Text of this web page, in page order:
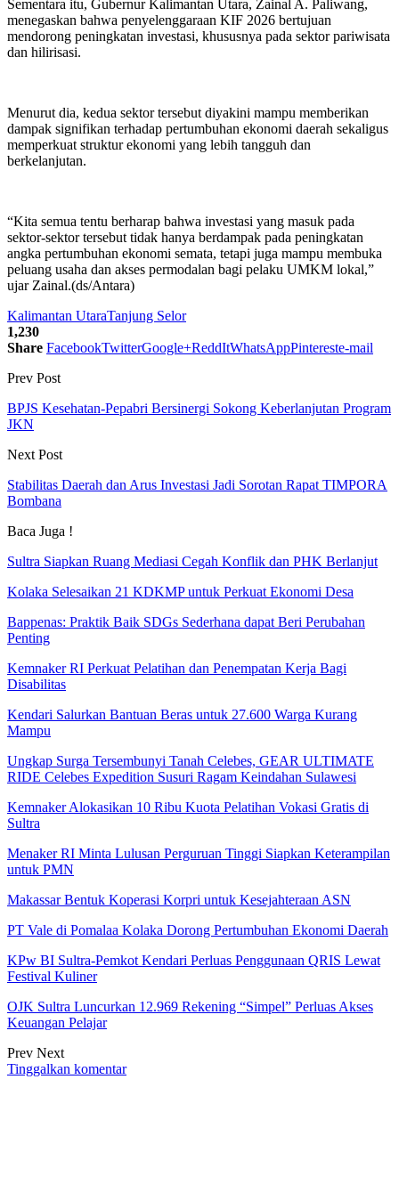
Sementara itu, Gubernur Kalimantan Utara, Zainal A. Paliwang,
menegaskan bahwa penyelenggaraan KIF 2026 bertujuan
mendorong peningkatan investasi, khususnya pada sektor pariwisata
dan hilirisasi.
Menurut dia, kedua sektor tersebut diyakini mampu memberikan
dampak signifikan terhadap pertumbuhan ekonomi daerah sekaligus
memperkuat struktur ekonomi yang lebih tangguh dan
berkelanjutan.
“Kita semua tentu berharap bahwa investasi yang masuk pada
sektor-sektor tersebut tidak hanya berdampak pada peningkatan
angka pertumbuhan ekonomi semata, tetapi juga mampu membuka
peluang usaha dan akses permodalan bagi pelaku UMKM lokal,”
ujar Zainal.(ds/Antara)
Kalimantan UtaraTanjung Selor
1,230
Share FacebookTwitterGoogle+ReddItWhatsAppPintereste-mail
Prev Post
BPJS Kesehatan-Pepabri Bersinergi Sokong Keberlanjutan Program
JKN
Next Post
Stabilitas Daerah dan Arus Investasi Jadi Sorotan Rapat TIMPORA
Bombana
Baca Juga !
Sultra Siapkan Ruang Mediasi Cegah Konflik dan PHK Berlanjut
Kolaka Selesaikan 21 KDKMP untuk Perkuat Ekonomi Desa
Bappenas: Praktik Baik SDGs Sederhana dapat Beri Perubahan
Penting
Kemnaker RI Perkuat Pelatihan dan Penempatan Kerja Bagi
Disabilitas
Kendari Salurkan Bantuan Beras untuk 27.600 Warga Kurang
Mampu
Ungkap Surga Tersembunyi Tanah Celebes, GEAR ULTIMATE
RIDE Celebes Expedition Susuri Ragam Keindahan Sulawesi
Kemnaker Alokasikan 10 Ribu Kuota Pelatihan Vokasi Gratis di
Sultra
Menaker RI Minta Lulusan Perguruan Tinggi Siapkan Keterampilan
untuk PMN
Makassar Bentuk Koperasi Korpri untuk Kesejahteraan ASN
PT Vale di Pomalaa Kolaka Dorong Pertumbuhan Ekonomi Daerah
KPw BI Sultra-Pemkot Kendari Perluas Penggunaan QRIS Lewat
Festival Kuliner
OJK Sultra Luncurkan 12.969 Rekening “Simpel” Perluas Akses
Keuangan Pelajar
Prev Next
Tinggalkan komentar